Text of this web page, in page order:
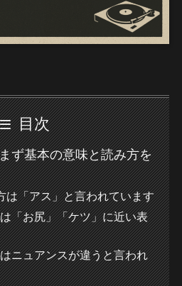
目次
ず基本の意味と読み方を
は「アス」と言われています
「お尻」「ケツ」に近い表
ニュアンスが違うと言われ